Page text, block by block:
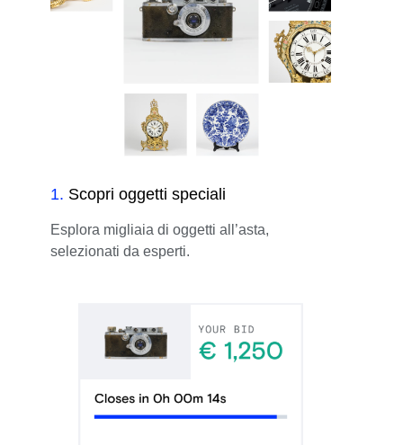
1. Scopri oggetti speciali
Esplora migliaia di oggetti all’asta,
selezionati da esperti.